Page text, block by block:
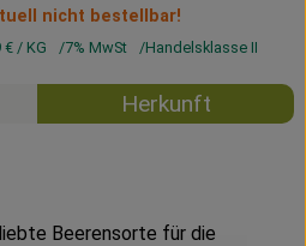
nicht bestellbar!
€/ KG 7% MwSt Handelsklasse II
Herkunft
Beerensorte für die